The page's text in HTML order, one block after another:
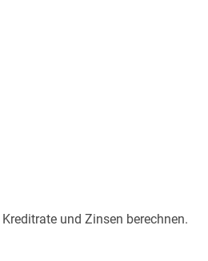
und Zinsen berechnen.